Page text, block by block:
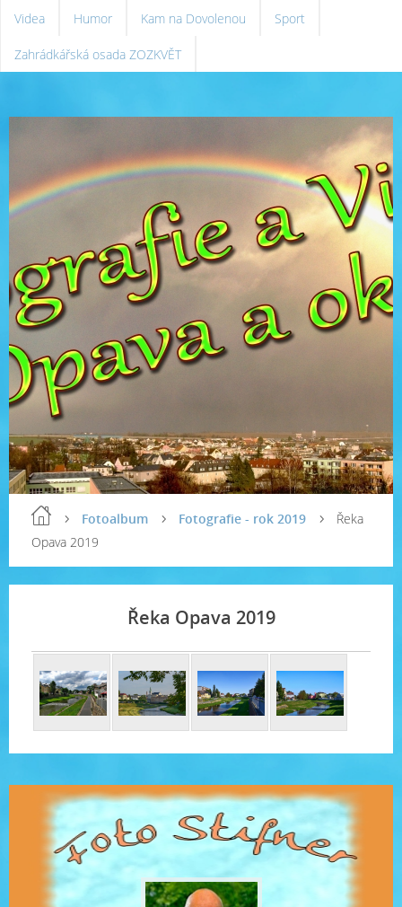
Videa Humor Kam na Dovolenou Sport
Zahrádkářská osada ZOZKVĚT
Fotoalbum Fotografie - rok 2019
Řeka
Opava 2019
Řeka Opava 2019